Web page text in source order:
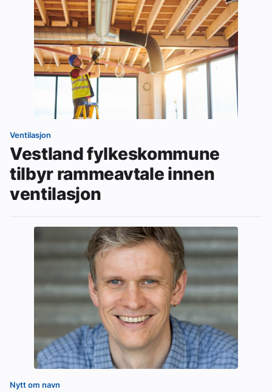
Ventilasjon
Vestland fylkeskommune
tilbyr rammeavtale innen
ventilasjon
Nytt om navn